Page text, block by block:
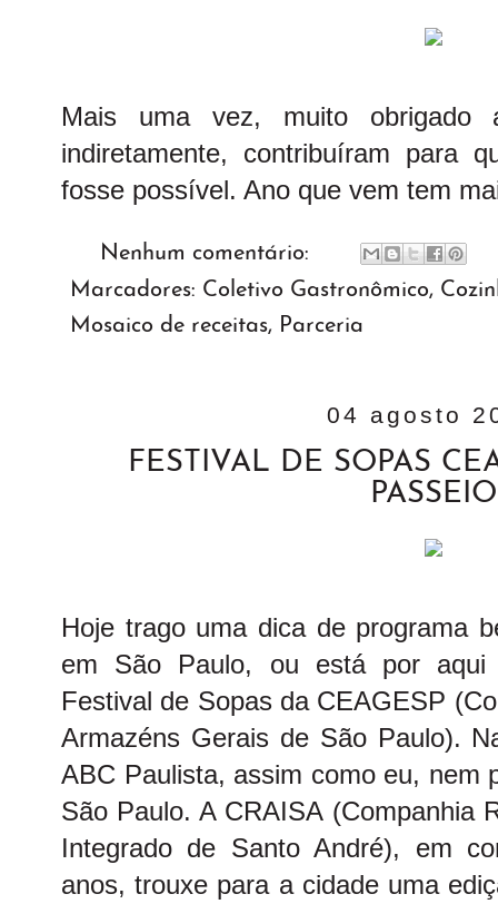
Mais uma vez, muito
indiretamente, contribuíram para
fosse possível. Ano que vem tem
Nenhum comentário:
Marcadores: Coletivo Gastronômico,
Mosaico de receitas, Parceria
04 agosto
FESTIVAL DE SOPAS
PASSEIO
Hoje trago uma dica de programa
em São Paulo, ou está por aqui
Festival de Sopas da CEAGESP
Armazéns Gerais de São Paulo).
ABC Paulista, assim como eu, nem
São Paulo. A CRAISA (Companhia
Integrado de Santo André), em
anos, trouxe para a cidade uma